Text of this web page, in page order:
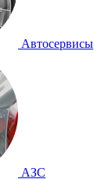
Автосервисы
АЗС